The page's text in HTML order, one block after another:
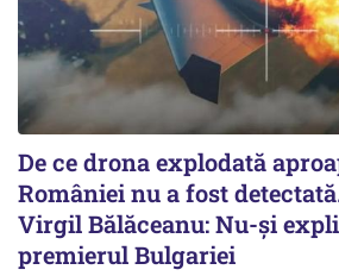
De ce drona explodată
României nu a fost
Virgil Bălăceanu: Nu-și
premierul Bulgariei